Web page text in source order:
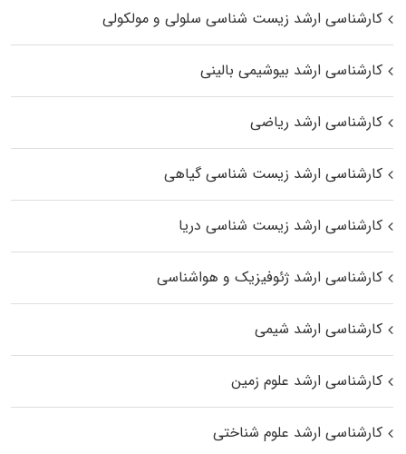
کارشناسی ارشد زیست شناسی سلولی و مولکولی
کارشناسی ارشد بیوشیمی بالینی
کارشناسی ارشد ریاضی
کارشناسی ارشد زیست‌ شناسی گیاهی
کارشناسی ارشد زیست‌ شناسی دریا
کارشناسی ارشد ژئوفیزیک و هواشناسی
کارشناسی ارشد شیمی
کارشناسی ارشد علوم زمین
کارشناسی ارشد علوم شناختی